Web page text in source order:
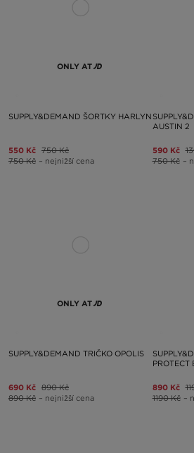
ONLY AT
SUPPLY&DEMAND ŠORTKY HARLYN
550 Kč 750 Kč
750 Kč – nejnižší cena
AUSTIN 2
590 Kč
750 Kč –
ONLY AT
SUPPLY&DEMAND TRIČKO OPOLIS
690 Kč 890 Kč
890 Kč – nejnižší cena
PROTECT
890 Kč
1190 Kč –